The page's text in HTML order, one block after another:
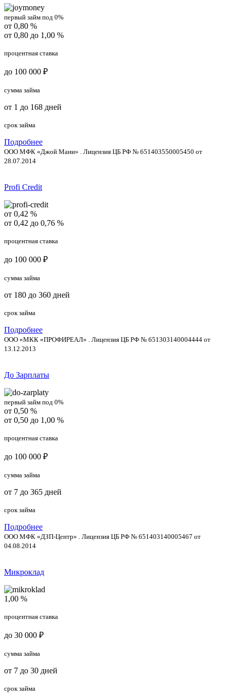
первый займ под 0%
от 0,80 %
от 0,80 до 1,00 %
процентная ставка
до 100 000 ₽
сумма займа
от 1 до 168 дней
срок займа
Подробнее
ООО МФК «Джой Мани» . Лицензия ЦБ РФ № 651403550005450 от
28.07.2014
Profi Credit
от 0,42 %
от 0,42 до 0,76 %
процентная ставка
до 100 000 ₽
сумма займа
от 180 до 360 дней
срок займа
Подробнее
ООО «МКК «ПРОФИРЕАЛ» . Лицензия ЦБ РФ № 651303140004444 от
13.12.2013
До Зарплаты
первый займ под 0%
от 0,50 %
от 0,50 до 1,00 %
процентная ставка
до 100 000 ₽
сумма займа
от 7 до 365 дней
срок займа
Подробнее
ООО МФК «ДЗП-Центр» . Лицензия ЦБ РФ № 651403140005467 от
04.08.2014
Микроклад
1,00 %
процентная ставка
до 30 000 ₽
сумма займа
от 7 до 30 дней
срок займа